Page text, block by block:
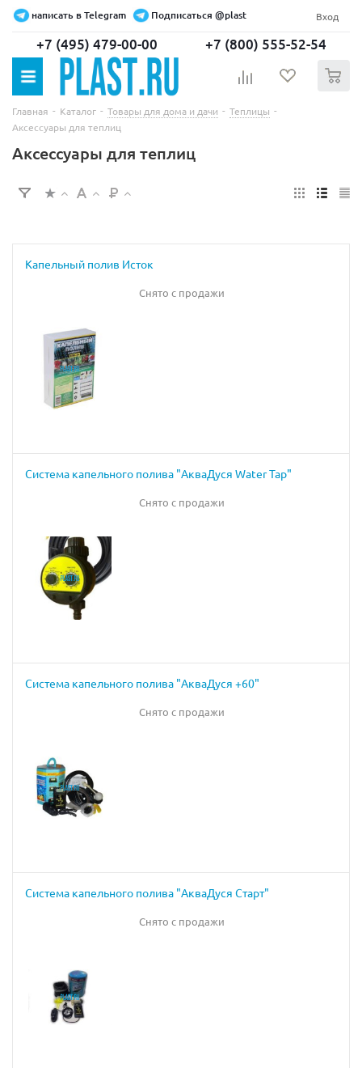
написать в Telegram Подписаться @plast Вход
+7 (495) 479-00-00 +7 (800) 555-52-54
Главная - Каталог - Товары для дома и дачи - Теплицы -
Аксессуары для теплиц
Аксессуары для теплиц
Капельный полив Исток
Снято с продажи
Система капельного полива "АкваДуся Water Tap"
Снято с продажи
Система капельного полива "АкваДуся +60"
Снято с продажи
Система капельного полива "АкваДуся Старт"
Снято с продажи